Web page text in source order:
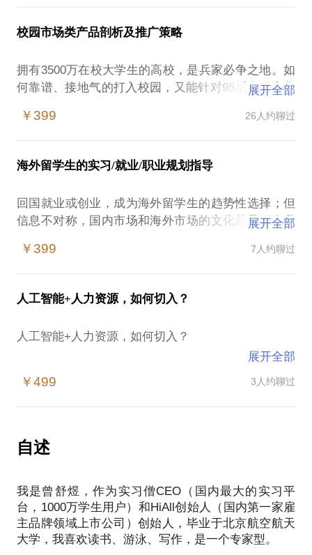
职业咨询从业经验，期间为近200家世界500强、腾
讯、华为等国内一流公司提供人力资源和招聘服务，
初创公司吸引A级人才，提升组织能力，支撑业务发
展。
么眼高手低要么流失很快。
在这样的情况下，创业者要从以下几个方面思考： 人
才画像和人才地图：什么样的人适合公司，并能在创
传播和渠道：如何快速通过口口相传和人脉；
都符合
他在10余年人力资源从业经验，为近200家世界500
角兽公司人才解码》，帮创业公司、初创团队吸引A
他将与你分享的内容包括：
现状诊断；
方法和工具；
最佳实践；
校园市场类产品剖析及推广策略
拥有3500万在校大学生的高校，是兵家必争之地。如
何靠谱、接地气的打入校园，又能针对95后人群变化
在这样的情况下，对校园市场感兴趣的企业、品牌或
产品或品牌定位模糊不清晰
目标学生画像宽泛，痛点和痒点不明确
校园渠道缺乏资源，依赖第三方
校园团队能力不强流动性高
我在我拥有14年在校园市场摸爬滚打的经验，创立了
才；作为国内最大的实习就业平台（实习僧）的
牌，占领市场。
产品核心价值提炼、定位，及目标学生群体的分层、
引爆
投入产出如何衡量、如何管理过程中的KPI
等）
如何以老带新，结合各个区域特点组建自己的校园团
队，并每年更新
帮助制定下一步执行计划，并对接所需的关键资源
展开全部
￥399 26人约聊过
海外留学生的实习/就业/职业规划指导
回国就业或创业，成为海外留学生的趋势性选择；但
信息不对称，国内市场和海外市场的文化差异，自我
在这样的情况下，希望回国就业和创业的海外中国留
对国内就业/创业市场不了解，无论是各行各业人才需
求、招聘标准/流程/潜规则，或是国内创业环境/投资
自我认知和定位不清晰，如何发挥自身优势，找到一
份自己喜欢感兴趣且匹配国内市场需求有未来的工作
缺乏求职和就业的切入点，包括择业方向、应聘技巧
权威书籍
和标准制定
作为国内最大的大学生就业和实习平台（实习僧），
每年帮助40万人成功实习就业
我愿意与你分享的内容包括：
展开全部
￥399 7人约聊过
人工智能+人力资源，如何切入？
人工智能+人力资源，如何切入？
学生用户）和HiAll创始人（国内第一家雇主品牌领域
讯、华为等国内一流公司提供人力资源和招聘服务，
并在行业里面独创提出《独角兽公司人才解码》，帮
展。
在人工智能方面，他是HRTech全球大会最早期中国参
会者，常年研究和关注技术趋势，并与来自硅谷的全
展开全部
￥499 3人约聊过
自述
我是曾舒煜，作为实习僧CEO（国内最大的实习平
台，1000万学生用户）和HiAll创始人（国内第一家雇
主品牌领域上市公司）创始人，毕业于北京航空航天
大学，我喜欢读书、游泳、写作，是一个专家型。